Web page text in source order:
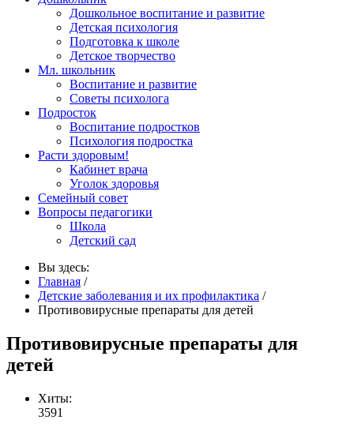
Дошкольное воспитание и развитие
Детская психология
Подготовка к школе
Детское творчество
Мл. школьник
Воспитание и развитие
Советы психолога
Подросток
Воспитание подростков
Психология подростка
Расти здоровым!
Кабинет врача
Уголок здоровья
Семейный совет
Вопросы педагогики
Школа
Детский сад
Вы здесь:
Главная /
Детские заболевания и их профилактика /
Противовирусные препараты для детей
Противовирусные препараты для
детей
Хиты:
3591